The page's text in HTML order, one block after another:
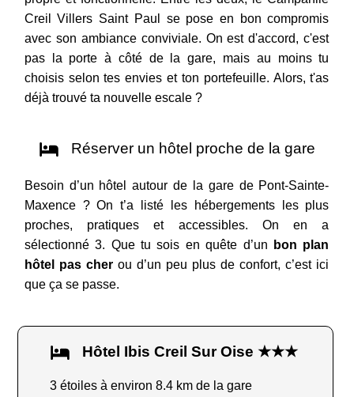
Creil Villers Saint Paul se pose en bon compromis
avec son ambiance conviviale. On est d'accord, c'est
pas la porte à côté de la gare, mais au moins tu
choisis selon tes envies et ton portefeuille. Alors, t'as
déjà trouvé ta nouvelle escale ?
Réserver un hôtel proche de la gare
Besoin d’un hôtel autour de la gare de Pont-Sainte-
Maxence ? On t’a listé les hébergements les plus
proches, pratiques et accessibles. On en a
sélectionné 3. Que tu sois en quête d’un
bon plan
hôtel pas cherou d’un peu plus de confort, c’est ici
que ça se passe.
Hôtel Ibis Creil Sur Oise ★★★
3 étoiles à environ 8.4 km de la gare